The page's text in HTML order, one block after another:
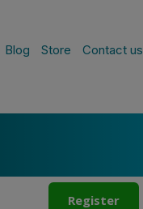
Blog Store Contact us
Register